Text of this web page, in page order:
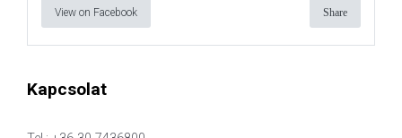
View on Facebook Share
Kapcsolat